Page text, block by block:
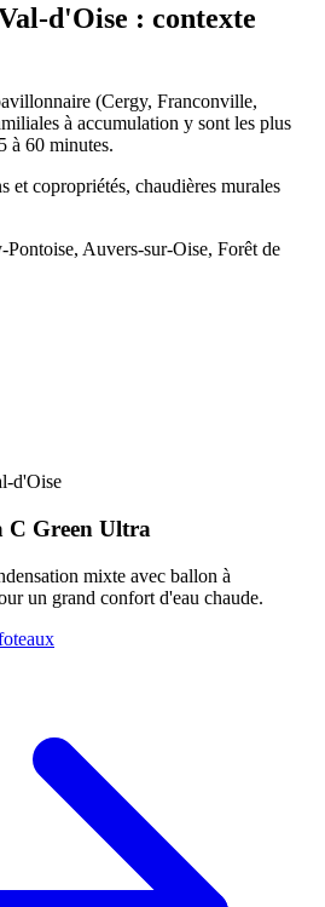
d'Oise : contexte
(Cergy, Franconville,
à accumulation y sont les plus
à 60 minutes.
et copropriétés, chaudières murales
Pontoise, Auvers-sur-Oise, Forêt de
d'Oise
C Green Ultra
mixte avec ballon à
un grand confort d'eau chaude.